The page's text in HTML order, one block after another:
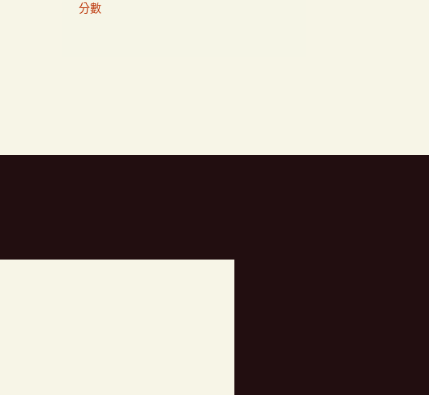
分數